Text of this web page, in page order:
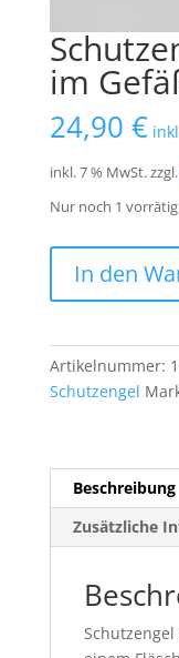
im
24,90 €
inkl. 7 % MwSt.zzgl.
Nur noch 1 vorrätig
Feenstaub
Nr.
23
In den
Artikelnummer:
Schutzengel
Beschreibung
Zusätzliche